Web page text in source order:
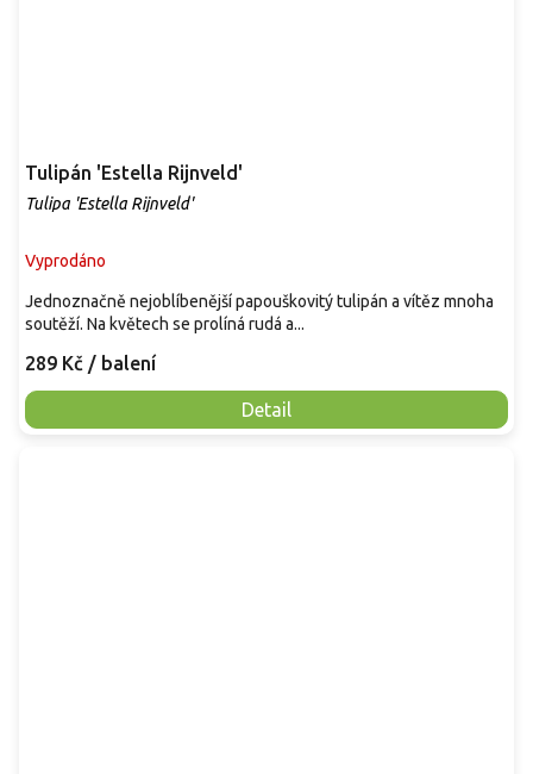
Tulipán 'Estella Rijnveld'
Tulipa 'Estella Rijnveld'
Vyprodáno
289 Kč / balení
Detail
Jednoznačně nejoblíbenější papouškovitý tulipán a vítěz mnoha
soutěží. Na květech se prolíná rudá a...